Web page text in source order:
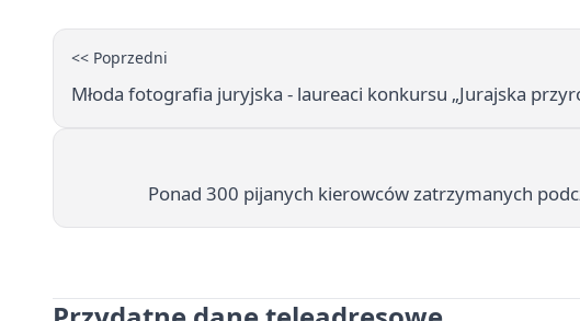
<< Poprzedni
Młoda fotografia juryjska - laureaci konkursu „Jurajska
Ponad 300 pijanych kierowców zatrzymanych